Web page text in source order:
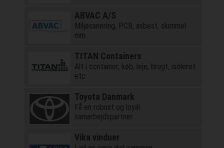
ABVAC A/S
Miljøsanering, PCB, asbest, skimmel
mm.
TITAN Containers
Alt i container, køb, leje, brugt, isoleret
etc
Toyota Danmark
Få en robust og loyal
samarbejdspartner
Vika vinduer